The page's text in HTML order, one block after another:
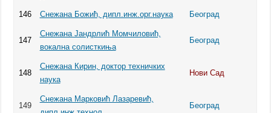
146 Снежана Божић, дипл.инж.орг.наука Београд
147
Снежана Јандрлић Момчиловић,
вокална солисткиња
Београд
148
Снежана Кирин, доктор техничких
наука
Нови Сад
149
Снежана Марковић Лазаревић,
Београд